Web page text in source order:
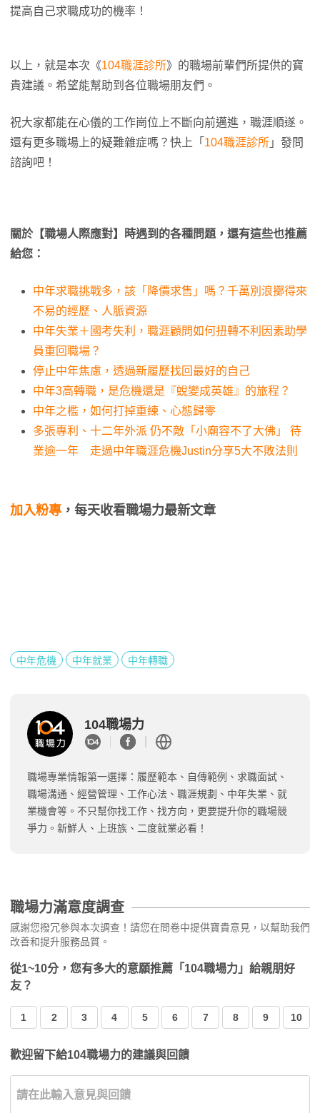
提高自己求職成功的機率！
以上，就是本次《104職涯診所》的職場前輩們所提供的寶
貴建議。希望能幫助到各位職場朋友們。
祝大家都能在心儀的工作崗位上不斷向前邁進，職涯順遂。
還有更多職場上的疑難雜症嗎？快上「 104職涯診所 」發問
諮詢吧！
關於【職場人際應對】時遇到的各種問題，還有這些也推薦
給您：
中年求職挑戰多，該「降價求售」嗎？千萬別浪擲得來
不易的經歷、人脈資源
中年失業＋國考失利，職涯顧問如何扭轉不利因素助學
員重回職場？
停止中年焦慮，透過新履歷找回最好的自己
中年3高轉職，是危機還是『蛻變成英雄』的旅程？
中年之檻，如何打掉重練、心態歸零
多張專利、十二年外派 仍不敵「小廟容不了大佛」 待
業逾一年 走過中年職涯危機Justin分享5大不敗法則
加入粉專 ，每天收看職場力最新文章
中年危機 中年就業 中年轉職
104職場力
職場專業情報第一選擇：履歷範本、自傳範例、求職面試、
職場溝通、經營管理、工作心法、職涯規劃、中年失業、就
業機會等。不只幫你找工作、找方向，更要提升你的職場競
爭力。新鮮人、上班族、二度就業必看！
職場力滿意度調查
感謝您撥冗參與本次調查！請您在問卷中提供寶貴意見，以幫助我們
改善和提升服務品質。
從1~10分，您有多大的意願推薦「104職場力」給親朋好
友？
1 2 3 4 5 6 7 8 9 10
歡迎留下給104職場力的建議與回饋